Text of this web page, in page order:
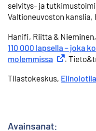
selvitys- ja
Valtioneuvoston kanslia,
Hanifi, Riitta &
110 000 lapsella – joka
molemmissa Ulkoinen
.
Tilastokeskus,
Avainsanat: